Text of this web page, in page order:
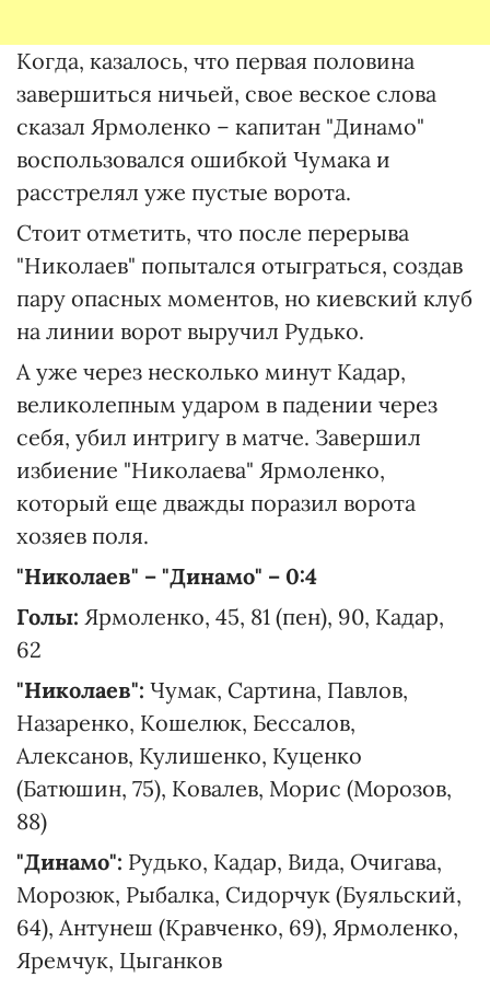
Когда, казалось, что первая половина
завершиться ничьей, свое веское слова
сказал Ярмоленко – капитан "Динамо"
воспользовался ошибкой Чумака и
расстрелял уже пустые ворота.
Стоит отметить, что после перерыва
"Николаев" попытался отыграться, создав
пару опасных моментов, но киевский клуб
на линии ворот выручил Рудько.
А уже через несколько минут Кадар,
великолепным ударом в падении через
себя, убил интригу в матче. Завершил
избиение "Николаева" Ярмоленко,
который еще дважды поразил ворота
хозяев поля.
"Николаев" – "Динамо" – 0:4
Голы: Ярмоленко, 45, 81 (пен), 90, Кадар,
62
"Николаев": Чумак, Сартина, Павлов,
Назаренко, Кошелюк, Бессалов,
Алексанов, Кулишенко, Куценко
(Батюшин, 75), Ковалев, Морис (Морозов,
88)
"Динамо": Рудько, Кадар, Вида, Очигава,
Морозюк, Рыбалка, Сидорчук (Буяльский,
64), Антунеш (Кравченко, 69), Ярмоленко,
Яремчук, Цыганков